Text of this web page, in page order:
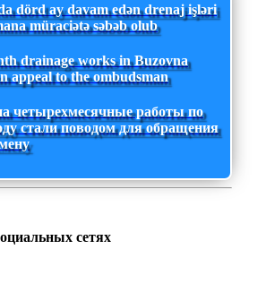
dörd ay davam edən drenaj işləri
müraciətə səbəb olub
drainage works in Buzovna
appeal to the ombudsman
четырехмесячные работы по
стали поводом для обращения
сетях